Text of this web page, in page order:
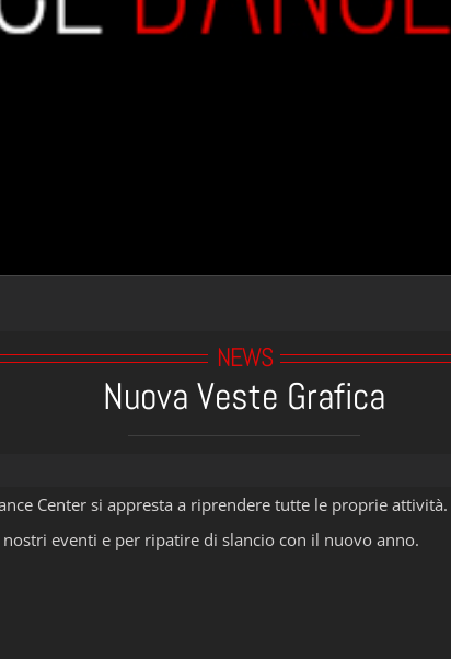
NEWS
Nuova Veste Grafica
Center si appresta a riprendere tutte le proprie
eventi e per ripatire di slancio con il nuovo anno.